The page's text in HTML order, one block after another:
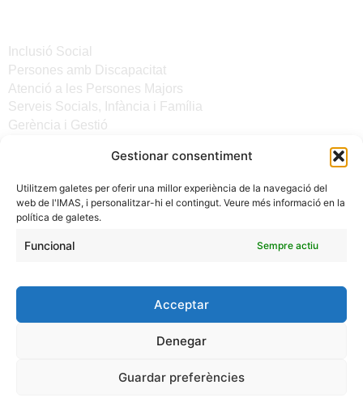
Gestionar consentiment
Utilitzem galetes per oferir una millor experiència de la navegació del
web de l'IMAS, i personalitzar-hi el contingut. Veure més informació en la
política de galetes.
Funcional Sempre actiu
Acceptar
Denegar
Guardar preferències
Inclusió Social
Persones amb Discapacitat
Atenció a les Persones Majors
Serveis Socials, Infància i Família
Gerència i Gestió
Altres enllaços
Notícies
Seu electrònica del CiM
Avís legal
Protecció de Dades